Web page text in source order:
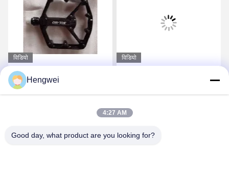
विडियो
एल्यूमीनियम माउंटेन बाइक
क्लिपलेस पेडल दो तरफा
प्लेटफार्म प्रकार
विडियो
300 ग्राम
Hengwei
4:27 AM
Good day, what product are you looking for?